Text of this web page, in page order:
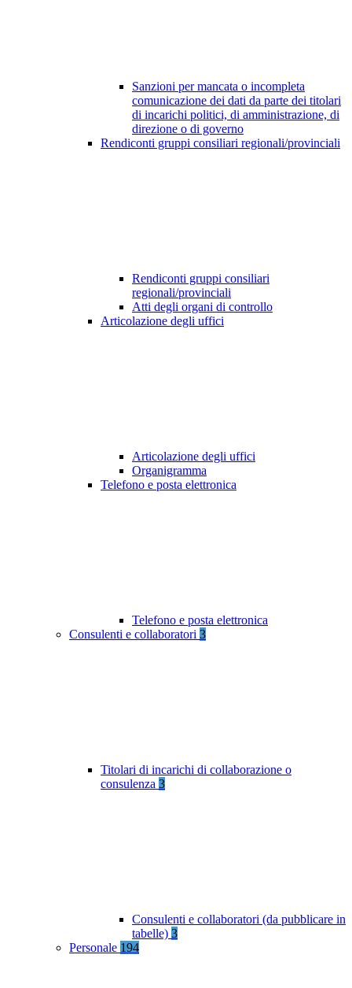
Sanzioni per mancata o incompleta
comunicazione dei dati da parte dei titolari
di incarichi politici, di amministrazione, di
direzione o di governo
Rendiconti gruppi consiliari regionali/provinciali
Rendiconti gruppi consiliari
regionali/provinciali
Atti degli organi di controllo
Articolazione degli uffici
Articolazione degli uffici
Organigramma
Telefono e posta elettronica
Telefono e posta elettronica
Consulenti e collaboratori 3
Titolari di incarichi di collaborazione o
consulenza 3
Consulenti e collaboratori (da pubblicare in
tabelle) 3
Personale 194